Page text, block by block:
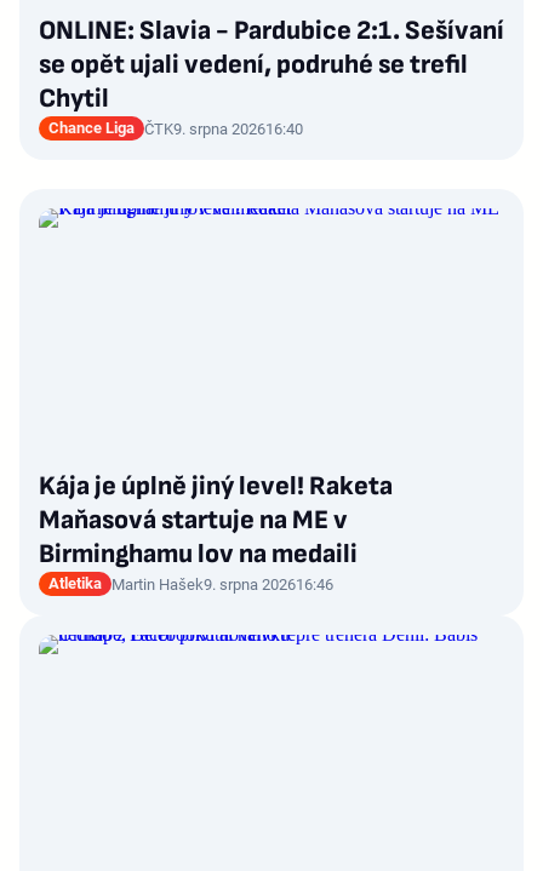
ONLINE: Slavia - Pardubice 2:1. Sešívaní
se opět ujali vedení, podruhé se trefil
Chytil
Chance Liga ČTK9. srpna 202616:40
Kája je úplně jiný level! Raketa
Maňasová startuje na ME v
Birminghamu lov na medaili
Atletika Martin Hašek9. srpna 202616:46